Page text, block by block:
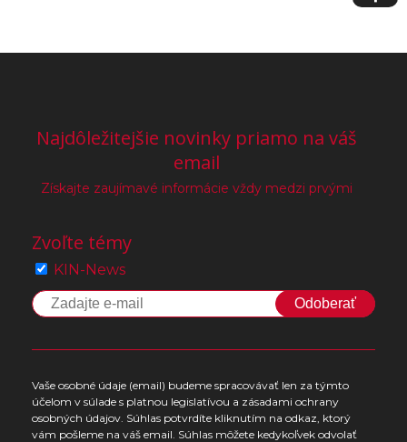
Najdôležitejšie novinky priamo na váš
email
Získajte zaujímavé informácie vždy medzi prvými
Zvoľte témy
KIN-News
Odoberať
Vaše osobné údaje (email) budeme spracovávať len za týmto
účelom v súlade s platnou legislatívou a zásadami ochrany
osobných údajov. Súhlas potvrdíte kliknutím na odkaz, ktorý
vám pošleme na váš email. Súhlas môžete kedykoľvek odvolať